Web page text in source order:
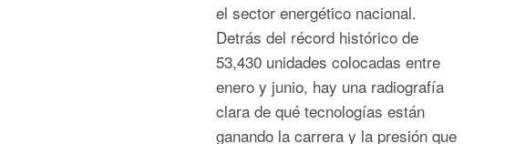
el sector energético nacional.
Detrás del récord histórico de
53,430 unidades colocadas entre
enero y junio, hay una radiografía
clara de qué tecnologías están
ganando la carrera y la presión que